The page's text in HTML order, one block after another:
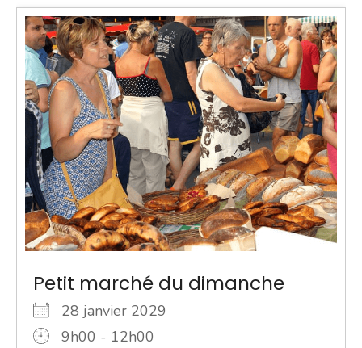
Petit marché du dimanche
28 janvier 2029
9h00 - 12h00